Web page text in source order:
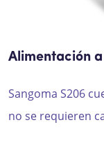
Alimentación
Sangoma S206
no se requieren